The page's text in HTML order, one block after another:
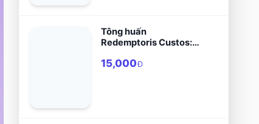
Tông huấn
Redemptoris Custos:
Thế
15,000Đ